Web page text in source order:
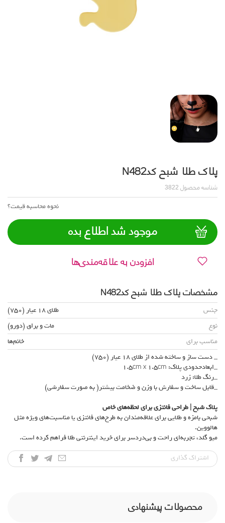
پلاک طلا شبح کدN482
شناسه محصول
نحوه محاسبه قیمت؟
موجود شد اطلاع بده
افزودن به علاقه‌مندی‌ها
مشخصات پلاک طلا شبح کدN482
جنس
طلای 18 عیار (750)
نوع
مات و براق (دورو)
مناسب برای
خانم‌ها
_ دست ساز و ساخته شده از طلای 18 عیار (750)
_ابعادحدودی پلاک: 1.5cm x 1.5cm
_رنگ طلا: زرد
_قابل ساخت و سفارش با وزن و ضخامت بیشتر( به صورت سفارشی)
پلاک شبح | طراحی فانتزی برای لحظه‌های خاص
شبحی بامزه و طلایی برای علاقه‌مندان به طرح‌های فانتزی یا مناسبت‌های ویژه مثل
هالووین.
میو گلد، تجربه‌ای راحت و بی‌دردسر برای خرید اینترنتی طلا فراهم کرده است.
اشتراک‌ گذاری
محصولات پیشنهادی